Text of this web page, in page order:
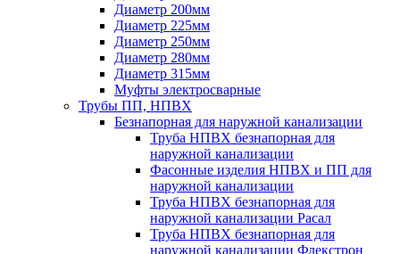
Диаметр 200мм
Диаметр 225мм
Диаметр 250мм
Диаметр 280мм
Диаметр 315мм
Муфты электросварные
Трубы ПП, НПВХ
Безнапорная для наружной канализации
Труба НПВХ безнапорная для
наружной канализации
Фасонные изделия НПВХ и ПП для
наружной канализации
Труба НПВХ безнапорная для
наружной канализации Расал
Труба НПВХ безнапорная для
наружной канализации Флекстрон